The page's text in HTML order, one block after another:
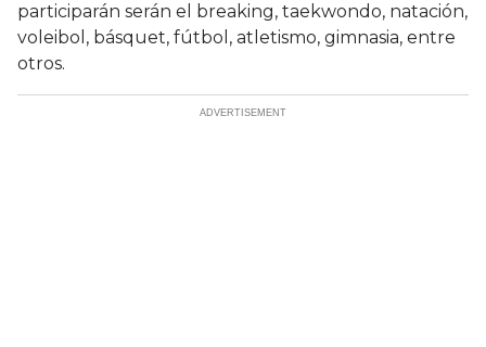
participarán serán el breaking, taekwondo, natación,
voleibol, básquet, fútbol, atletismo, gimnasia, entre
otros.